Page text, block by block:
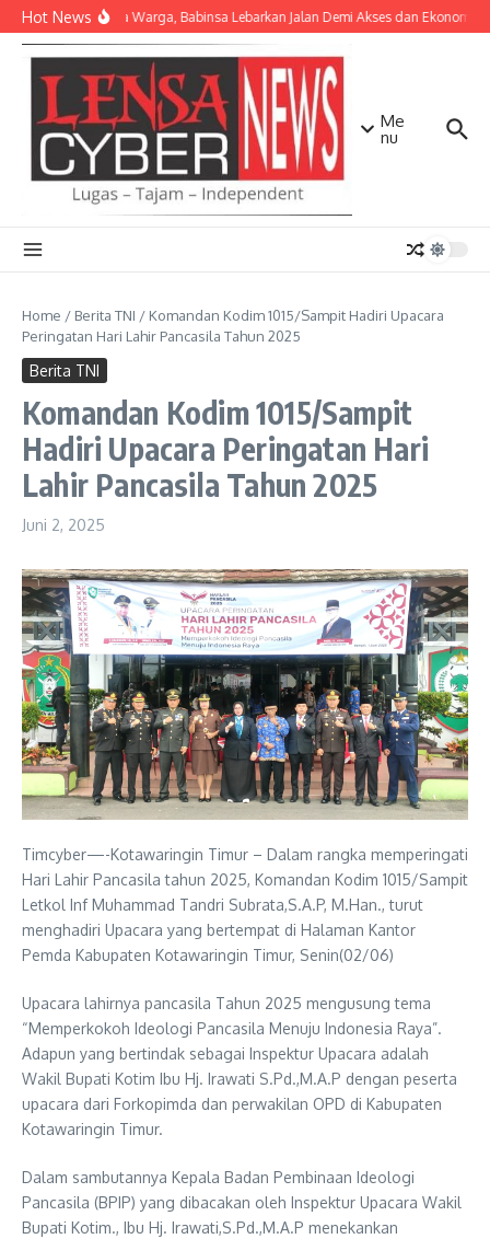
Lewati ke konten
Hot NewsBersama Warga, Babinsa Lebarkan Jalan Demi Akses dan Ekonomi
Me
nu
Home / Berita TNI / Komandan Kodim 1015/Sampit Hadiri Upacara
Peringatan Hari Lahir Pancasila Tahun 2025
Berita TNI
Komandan Kodim 1015/Sampit
Hadiri Upacara Peringatan Hari
Lahir Pancasila Tahun 2025
Juni 2, 2025
Timcyber—-Kotawaringin Timur – Dalam rangka memperingati
Hari Lahir Pancasila tahun 2025, Komandan Kodim 1015/Sampit
Letkol Inf Muhammad Tandri Subrata,S.A.P, M.Han., turut
menghadiri Upacara yang bertempat di Halaman Kantor
Pemda Kabupaten Kotawaringin Timur, Senin(02/06)
Upacara lahirnya pancasila Tahun 2025 mengusung tema
“Memperkokoh Ideologi Pancasila Menuju Indonesia Raya”.
Adapun yang bertindak sebagai Inspektur Upacara adalah
Wakil Bupati Kotim Ibu Hj. Irawati S.Pd.,M.A.P dengan peserta
upacara dari Forkopimda dan perwakilan OPD di Kabupaten
Kotawaringin Timur.
Dalam sambutannya Kepala Badan Pembinaan Ideologi
Pancasila (BPIP) yang dibacakan oleh Inspektur Upacara Wakil
Bupati Kotim., Ibu Hj. Irawati,S.Pd.,M.A.P menekankan